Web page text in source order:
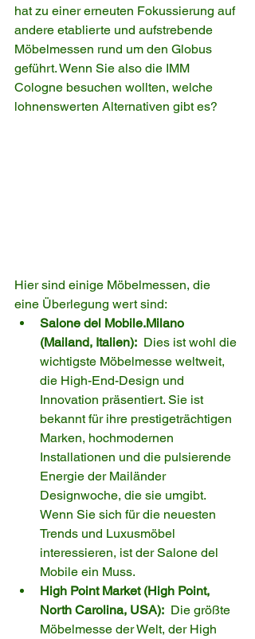
hat zu einer erneuten Fokussierung auf
andere etablierte und aufstrebende
Möbelmessen rund um den Globus
geführt. Wenn Sie also die IMM
Cologne besuchen wollten, welche
lohnenswerten Alternativen gibt es?
Hier sind einige Möbelmessen, die
eine Überlegung wert sind:
Salone del Mobile.Milano
(Mailand, Italien): Dies ist wohl die
wichtigste Möbelmesse weltweit,
die High-End-Design und
Innovation präsentiert. Sie ist
bekannt für ihre prestigeträchtigen
Marken, hochmodernen
Installationen und die pulsierende
Energie der Mailänder
Designwoche, die sie umgibt.
Wenn Sie sich für die neuesten
Trends und Luxusmöbel
interessieren, ist der Salone del
Mobile ein Muss.
High Point Market (High Point,
North Carolina, USA): Die größte
Möbelmesse der Welt, der High